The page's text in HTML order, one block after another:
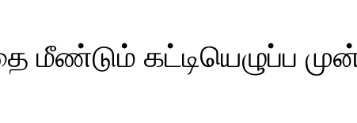
மீண்டும் கட்டியெழுப்ப